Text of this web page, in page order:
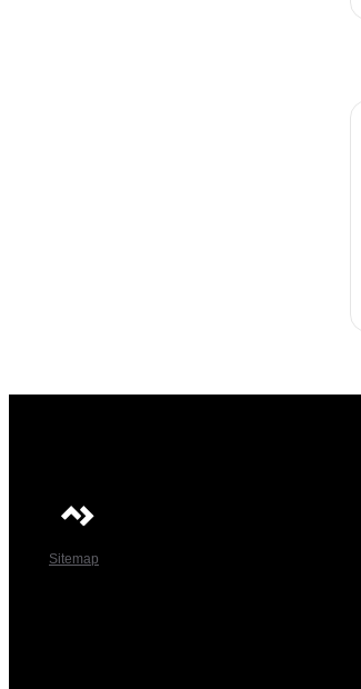
Sitemap